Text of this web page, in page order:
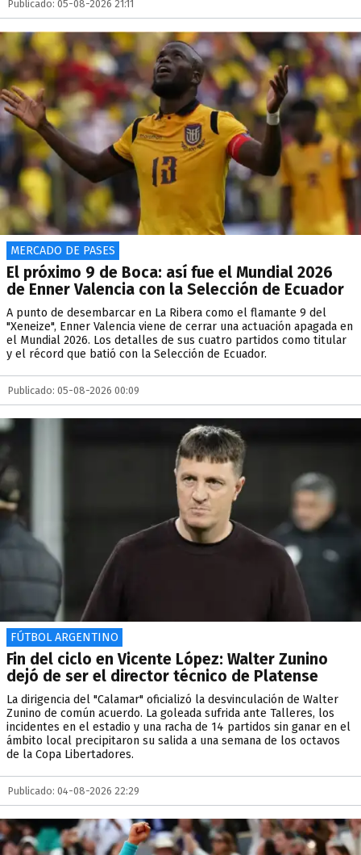
Publicado: 05-08-2026 21:11
MERCADO DE PASES
El próximo 9 de Boca: así fue el Mundial 2026
de Enner Valencia con la Selección de Ecuador
A punto de desembarcar en La Ribera como el flamante 9 del
"Xeneize", Enner Valencia viene de cerrar una actuación apagada en
el Mundial 2026. Los detalles de sus cuatro partidos como titular
y el récord que batió con la Selección de Ecuador.
Publicado: 05-08-2026 00:09
FÚTBOL ARGENTINO
Fin del ciclo en Vicente López: Walter Zunino
dejó de ser el director técnico de Platense
La dirigencia del "Calamar" oficializó la desvinculación de Walter
Zunino de común acuerdo. La goleada sufrida ante Talleres, los
incidentes en el estadio y una racha de 14 partidos sin ganar en el
ámbito local precipitaron su salida a una semana de los octavos
de la Copa Libertadores.
Publicado: 04-08-2026 22:29